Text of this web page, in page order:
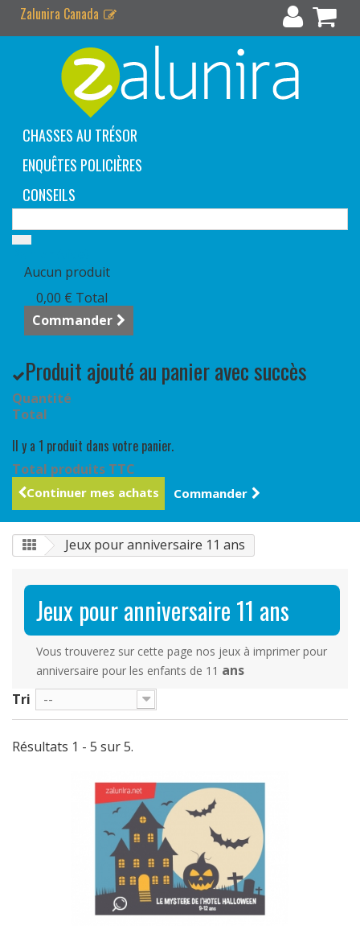
Zalunira Canada
CHASSES AU TRÉSOR
ENQUÊTES POLICIÈRES
CONSEILS
Aucun produit
0,00 € Total
Commander
Produit ajouté au panier avec succès
Quantité
Total
Il y a 1 produit dans votre panier.
Total produits TTC
Continuer mes achats Commander
Jeux pour anniversaire 11 ans
Jeux pour anniversaire 11 ans
Vous trouverez sur cette page nos jeux à imprimer pour
anniversaire pour les enfants de 11 ans
Tri
--
Résultats 1 - 5 sur 5.